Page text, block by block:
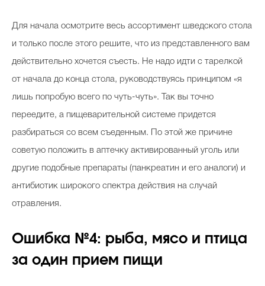
Для начала осмотрите весь ассортимент шведского стола
и только после этого решите, что из представленного вам
действительно хочется съесть. Не надо идти с тарелкой
от начала до конца стола, руководствуясь принципом «я
лишь попробую всего по чуть-чуть». Так вы точно
переедите, а пищеварительной системе придется
разбираться со всем съеденным. По этой же причине
советую положить в аптечку активированный уголь или
другие подобные препараты (панкреатин и его аналоги) и
антибиотик широкого спектра действия на случай
отравления.
Ошибка №4: рыба, мясо и птица
за один прием пищи